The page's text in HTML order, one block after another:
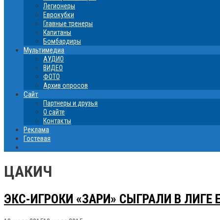
Легионеры
Еврокубки
Главные тренеры
Капитаны
Бомбардиры
Мультимедиа
АУДИО
ВИДЕО
ФОТО
Архив опросов
Сайт
Партнеры и друзья
О сайте
Контакты
Реклама
Гостевая
ЦАКИЧ
ЭКС-ИГРОКИ «ЗАРИ» СЫГРАЛИ В ЛИГЕ